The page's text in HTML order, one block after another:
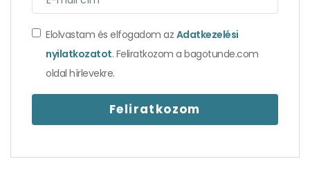
Elolvastam és elfogadom az Adatkezelési
nyilatkozatot. Feliratkozom a bagotunde.com
oldal hírlevekre.